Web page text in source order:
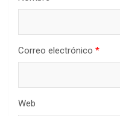
Correo electrónico *
Web